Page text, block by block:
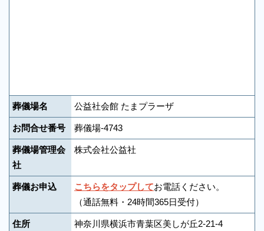
葬儀場名 公益社会館 たまプラーザ
お問合せ番号 葬儀場-4743
葬儀場管理会
社
株式会社公益社
葬儀お申込 こちらをタップしてお電話ください。
（通話無料・24時間365日受付）
住所
神奈川県横浜市青葉区美しが丘2-21-4